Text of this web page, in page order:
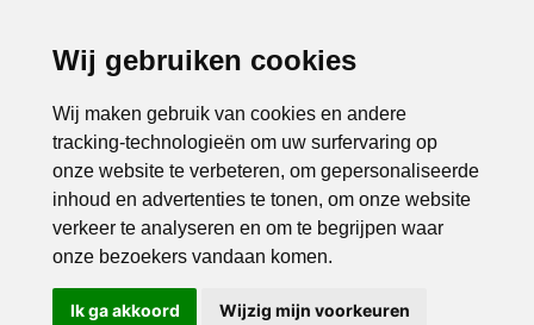
Wij gebruiken cookies
Wij maken gebruik van cookies en andere
tracking-technologieën om uw surfervaring op
onze website te verbeteren, om gepersonaliseerde
inhoud en advertenties te tonen, om onze website
verkeer te analyseren en om te begrijpen waar
onze bezoekers vandaan komen.
Ik ga akkoord Wijzig mijn voorkeuren
Rubrieken:Aannemers|Boten|Dienstverlening